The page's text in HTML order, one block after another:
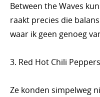
Between the Waves
raakt precies die
waar ik geen genoeg
3. Red Hot Chili
Ze konden simpelweg